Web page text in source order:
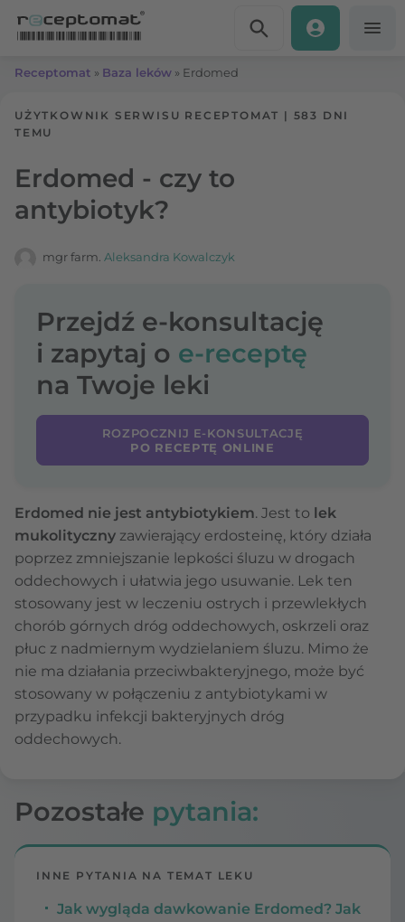
Receptomat » Baza leków » Erdomed
UŻYTKOWNIK SERWISU RECEPTOMAT | 583 DNI
TEMU
Erdomed - czy to
antybiotyk?
mgr farm. Aleksandra Kowalczyk
Przejdź e-konsultację
i zapytaj o e-receptę
na Twoje leki
ROZPOCZNIJ E-KONSULTACJĘ
PO RECEPTĘ ONLINE
Erdomed nie jest antybiotykiem. Jest to lek
mukolityczny zawierający erdosteinę, który działa
poprzez zmniejszanie lepkości śluzu w drogach
oddechowych i ułatwia jego usuwanie. Lek ten
stosowany jest w leczeniu ostrych i przewlekłych
chorób górnych dróg oddechowych, oskrzeli oraz
płuc z nadmiernym wydzielaniem śluzu. Mimo że
nie ma działania przeciwbakteryjnego, może być
stosowany w połączeniu z antybiotykami w
przypadku infekcji bakteryjnych dróg
oddechowych.
Pozostałe pytania:
INNE PYTANIA NA TEMAT LEKU
Jak wygląda dawkowanie Erdomed? Jak